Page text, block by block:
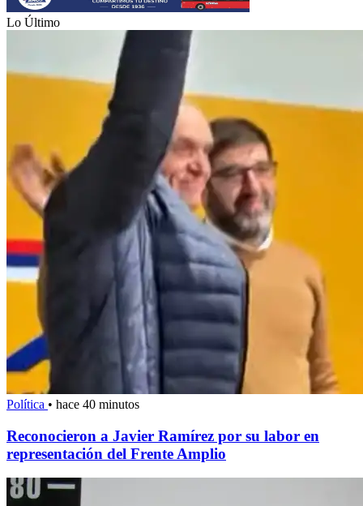
Lo Último
Política • hace 40 minutos
Reconocieron a Javier Ramírez por su labor en
representación del Frente Amplio